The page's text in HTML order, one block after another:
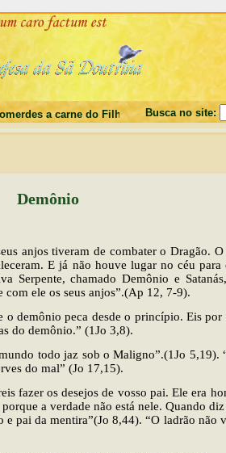
a carne do Filho do Homem, e não
Busca no site:
Demônio
anjos tiveram de combater o Dragão. O
E já não houve lugar no céu para
Serpente, chamado Demônio e
ele os seus anjos”.(Ap 12, 7-9).
o demônio peca desde o princípio. Eis
do demônio.” (1Jo 3,8).
todo jaz sob o Maligno”.(1Jo 5,19).
do mal” (Jo 17,15).
fazer os desejos de vosso pai. Ele era
a verdade não está nele. Quando
pai da mentira”(Jo 8,44). “O ladrão não